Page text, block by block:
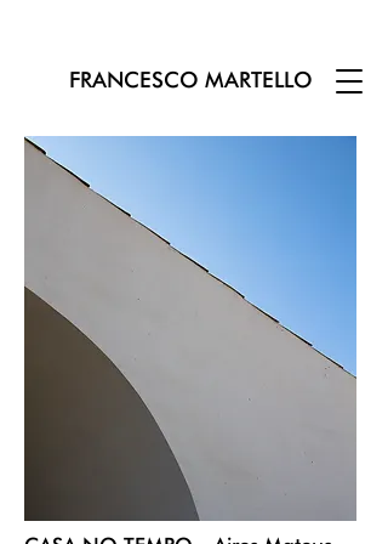
FRANCESCO MARTELLO